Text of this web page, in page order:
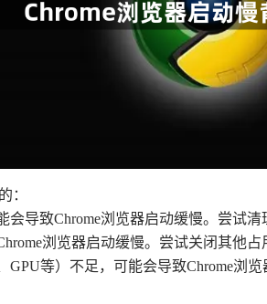
：
导致Chrome浏览器启动缓慢。尝试
浏览器启动缓慢。尝试关闭其他占
等）不足，可能会导致Chrome浏